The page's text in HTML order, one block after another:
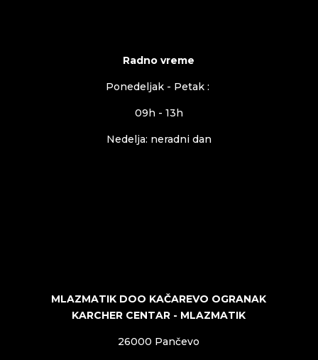
Radno vreme
Ponedeljak - Petak :
09h - 13h
Nedelja: neradni dan
MLAZMATIK DOO KAČAREVO OGRANAK
KARCHER CENTAR - MLAZMATIK
26000 Pančevo